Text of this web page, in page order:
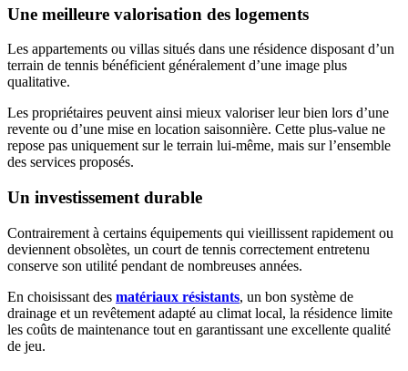
Une meilleure valorisation des logements
Les appartements ou villas situés dans une résidence disposant d’un
terrain de tennis bénéficient généralement d’une image plus
qualitative.
Les propriétaires peuvent ainsi mieux valoriser leur bien lors d’une
revente ou d’une mise en location saisonnière. Cette plus-value ne
repose pas uniquement sur le terrain lui-même, mais sur l’ensemble
des services proposés.
Un investissement durable
Contrairement à certains équipements qui vieillissent rapidement ou
deviennent obsolètes, un court de tennis correctement entretenu
conserve son utilité pendant de nombreuses années.
En choisissant des matériaux résistants, un bon système de
drainage et un revêtement adapté au climat local, la résidence limite
les coûts de maintenance tout en garantissant une excellente qualité
de jeu.